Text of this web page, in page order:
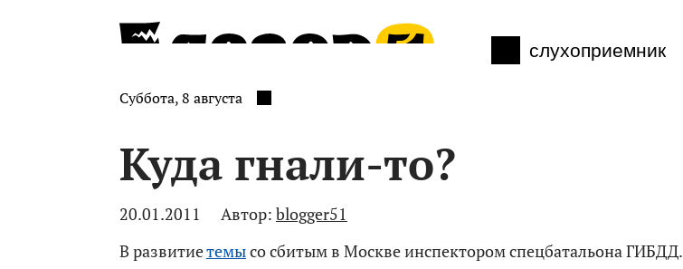
слухоприемник
Суббота, 8 августа
Куда гнали-то?
20.01.2011 Автор: blogger51
В развитиетемысо сбитым в Москве инспектором спецбатальона ГИБДД.